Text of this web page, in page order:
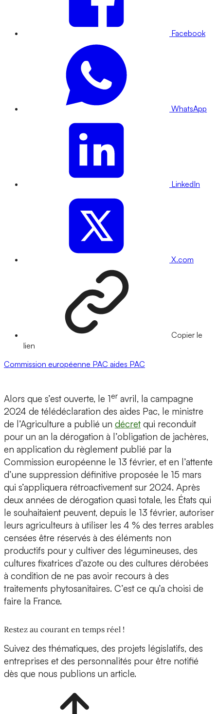
Facebook
WhatsApp
LinkedIn
X.com
Copier le
lien
Commission européenne PAC aides PAC
Alors que s’est ouverte, le 1er avril, la campagne
2024 de télédéclaration des aides Pac, le ministre
de l’Agriculture a publié un décret qui reconduit
pour un an la dérogation à l’obligation de jachères,
en application du règlement publié par la
Commission européenne le 13 février, et en l’attente
d’une suppression définitive proposée le 15 mars
qui s’appliquera rétroactivement sur 2024. Après
deux années de dérogation quasi totale, les États qui
le souhaitaient peuvent, depuis le 13 février, autoriser
leurs agriculteurs à utiliser les 4 % des terres arables
censées être réservés à des éléments non
productifs pour y cultiver des légumineuses, des
cultures fixatrices d’azote ou des cultures dérobées
à condition de ne pas avoir recours à des
traitements phytosanitaires. C’est ce qu’a choisi de
faire la France.
Restez au courant en temps réel !
Suivez des thématiques, des projets législatifs, des
entreprises et des personnalités pour être notifié
dès que nous publions un article.